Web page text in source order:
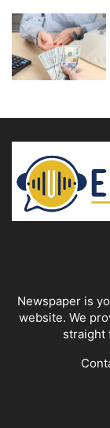
Newspaper is
website. We
straight